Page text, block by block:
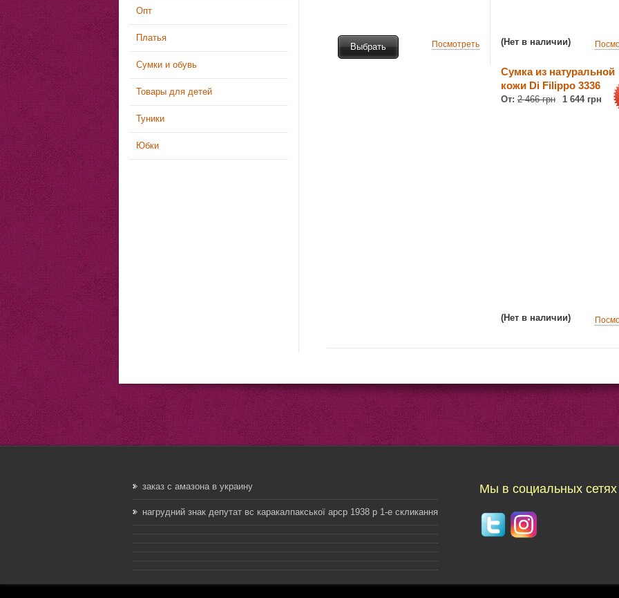
Опт
Платья
Сумки и обувь
Товары для детей
Туники
Юбки
Выбрать Посмотреть (Нет в наличии)
Сумка из натуральной
кожи Di Filippo 3336
От: 2 466 грн 1 644 грн
(Нет в наличии)
заказ с амазона в украину
нагрудний знак депутат вс каракалпакської арср 1938 р 1-е скликання
Мы в социальных сетях